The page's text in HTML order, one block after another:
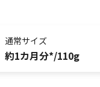
通常サイズ
約1カ月分*/110g